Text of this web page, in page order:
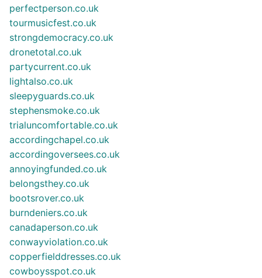
perfectperson.co.uk
tourmusicfest.co.uk
strongdemocracy.co.uk
dronetotal.co.uk
partycurrent.co.uk
lightalso.co.uk
sleepyguards.co.uk
stephensmoke.co.uk
trialuncomfortable.co.uk
accordingchapel.co.uk
accordingoversees.co.uk
annoyingfunded.co.uk
belongsthey.co.uk
bootsrover.co.uk
burndeniers.co.uk
canadaperson.co.uk
conwayviolation.co.uk
copperfielddresses.co.uk
cowboysspot.co.uk